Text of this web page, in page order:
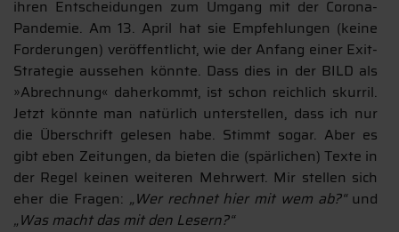
ihren Entscheidungen zum Umgang mit der Corona-
Pandemie. Am 13. April hat sie Empfehlungen (keine
Forderungen) veröffentlicht, wie der Anfang einer Exit-
Strategie aussehen könnte. Dass dies in der BILD als
»Abrechnung« daherkommt, ist schon reichlich skurril.
Jetzt könnte man natürlich unterstellen, dass ich nur
die Überschrift gelesen habe. Stimmt sogar. Aber es
gibt eben Zeitungen, da bieten die (spärlichen) Texte in
der Regel keinen weiteren Mehrwert. Mir stellen sich
eher die Fragen: „Wer rechnet hier mit wem ab?“und
„Was macht das mit den Lesern?“